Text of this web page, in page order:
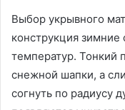
Выбор укрывного
конструкция
температур. Тонкий
снежной шапки, а
согнуть по радиусу